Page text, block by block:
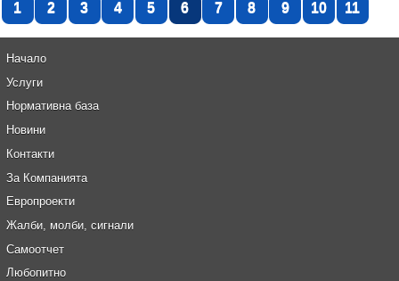
1 2 3 4 5 6 7 8 9 10 11
Начало
Услуги
Нормативна база
Новини
Контакти
За Компанията
Европроекти
Жалби, молби, сигнали
Самоотчет
Любопитно